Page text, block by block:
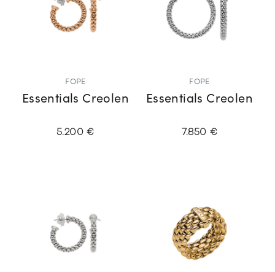
FOPE
Essentials Creolen
5.200 €
FOPE
Essentials Creolen
7.850 €